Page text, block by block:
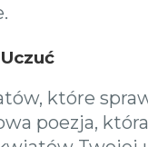
które
poezja,